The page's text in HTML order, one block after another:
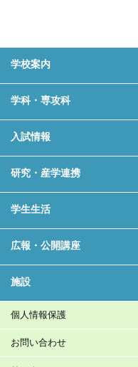
学校案内
学科・専攻科
入試情報
研究・産学連携
学生生活
広報・公開講座
施設
個人情報保護
お問い合わせ